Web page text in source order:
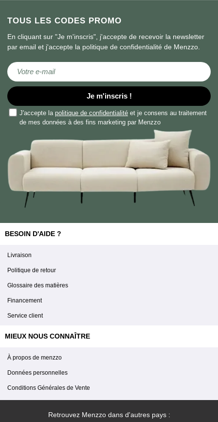
TOUS LES CODES PROMO
En cliquant sur "Je m'inscris", j'accepte de recevoir la newsletter
par email et j'accepte la politique de confidentialité de Menzzo.
Inscription à notre newsletter :
Je m'inscris !
J'accepte la politique de confidentialité et je consens au traitement
de mes données à des fins marketing par Menzzo
BESOIN D'AIDE ?
Livraison
Politique de retour
Glossaire des matières
Financement
Service client
MIEUX NOUS CONNAÎTRE
À propos de menzzo
Données personnelles
Conditions Générales de Vente
Retrouvez Menzzo dans d'autres pays :